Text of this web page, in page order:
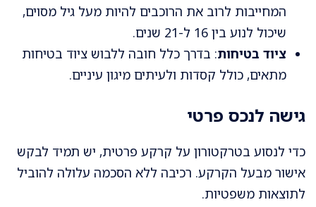
המחייבות לרוב את הרוכבים להיות מעל גיל מסוים,
שיכול לנוע בין 16 ל-21 שנים.
ציוד בטיחות: בדרך כלל חובה ללבוש ציוד בטיחות
מתאים, כולל קסדות ולעיתים מיגון עיניים.
גישה לנכס פרטי
כדי לנסוע בטרקטורון על קרקע פרטית, יש תמיד לבקש
אישור מבעל הקרקע. רכיבה ללא הסכמה עלולה להוביל
לתוצאות משפטיות.